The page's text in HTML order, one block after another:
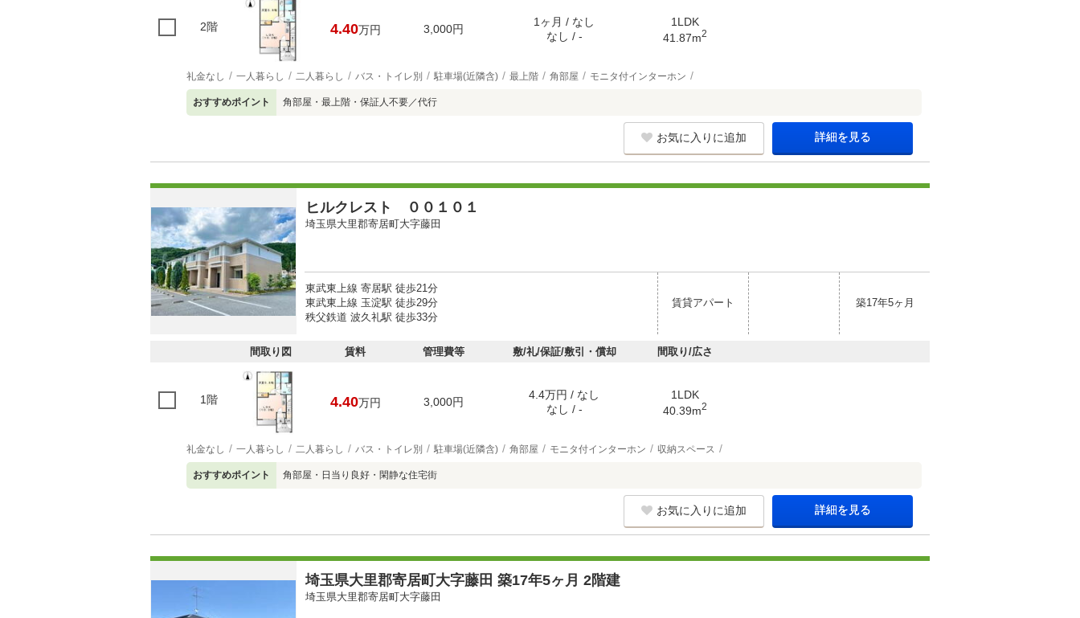
2階 4.40万円 3,000円
1ヶ月 / なし
なし / -
1LDK
41.87m2
礼金なし 一人暮らし 二人暮らし バス・トイレ別 駐車場(近隣含) 最上階 角部屋 モニタ付インターホン
おすすめポイント 角部屋・最上階・保証人不要／代行
お気に入りに追加 詳細を見る
ヒルクレスト ００１０１
埼玉県大里郡寄居町大字藤田
東武東上線 寄居駅 徒歩21分
東武東上線 玉淀駅 徒歩29分
秩父鉄道 波久礼駅 徒歩33分
賃貸アパート 築17年5ヶ月
間取り図 賃料 管理費等 敷/礼/保証/敷引・償却 間取り/広さ
1階 4.40万円 3,000円
4.4万円 / なし
なし / -
1LDK
40.39m2
礼金なし 一人暮らし 二人暮らし バス・トイレ別 駐車場(近隣含) 角部屋 モニタ付インターホン 収納スペース
おすすめポイント 角部屋・日当り良好・閑静な住宅街
お気に入りに追加 詳細を見る
埼玉県大里郡寄居町大字藤田 築17年5ヶ月 2階建
埼玉県大里郡寄居町大字藤田